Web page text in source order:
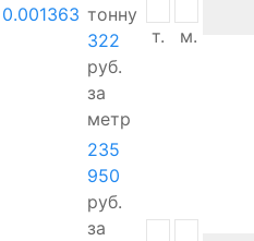
0.001363 тонну
322
руб.
за
метр
т. м.
235
950
руб.
за